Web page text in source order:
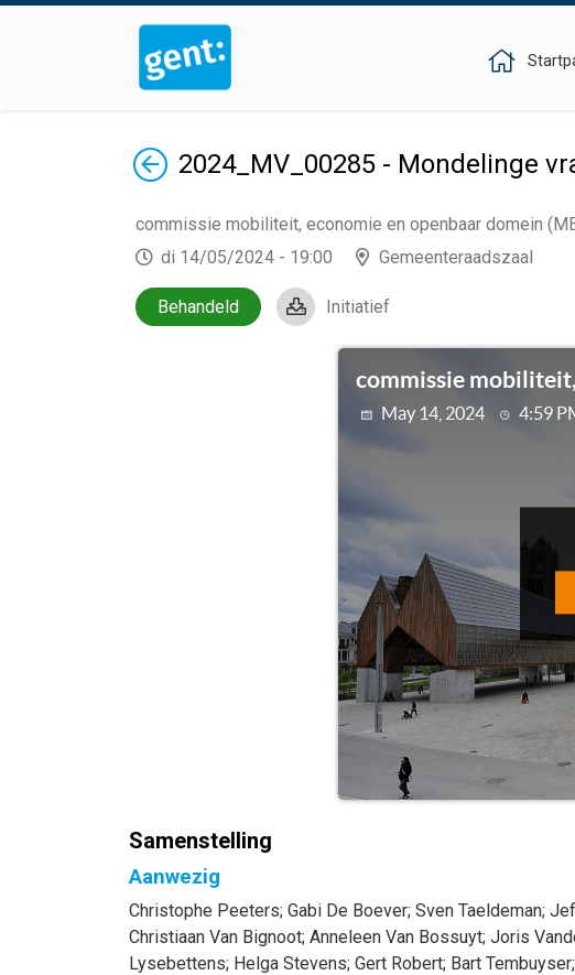
Terug2024_MV_00285 - Mondelinge
commissie mobiliteit, economie en openbaar domein
di 14/05/2024 - 19:00
Gemeenteraadszaal
Behandeld Initiatief
Samenstelling
Aanwezig
Christophe Peeters; Gabi De Boever; Sven Taeldeman; Jef
Christiaan Van Bignoot; Anneleen Van Bossuyt; Joris
Lysebettens; Helga Stevens; Gert Robert; Bart Tembuyser;